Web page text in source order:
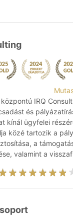
IRQ
és
kínál ügyfelei
közé tartozik a
a
valamint a